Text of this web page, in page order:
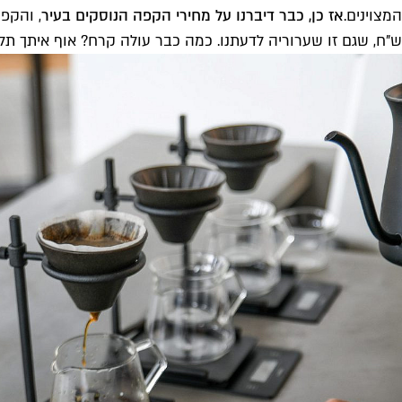
המצוינים.אז כן, כבר דיברנו על מחירי הקפה הנוסקים בעיר
ש"ח, שגם זו שערוריה לדעתנו. כמה כבר עולה קרח? אוף איתך